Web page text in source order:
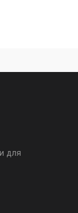
для